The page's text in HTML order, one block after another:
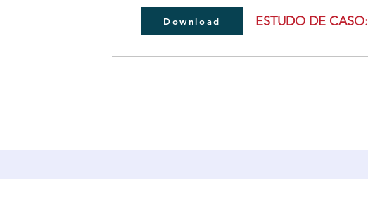
Download ESTUDO DE CASO: